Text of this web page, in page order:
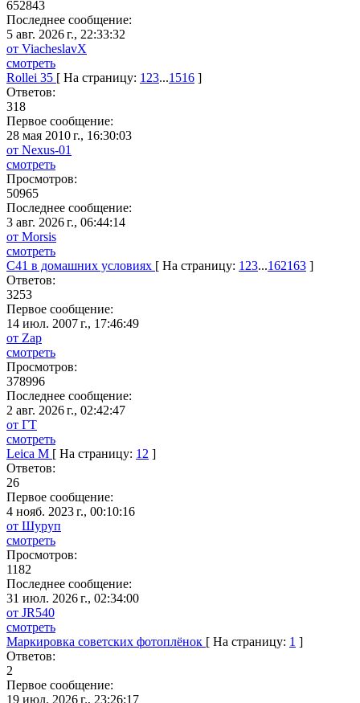
652843
Последнее сообщение:
5 авг. 2026 г., 22:33:32
от ViacheslavX
смотреть
Rollei 35 [ На страницу: 1 23...1516 ]
Ответов:
318
Первое сообщение:
28 мая 2010 г., 16:30:03
от Nexus-01
смотреть
Просмотров:
50965
Последнее сообщение:
3 авг. 2026 г., 06:44:14
от Morsis
смотреть
C41 в домашних условиях [ На страницу: 1 23...162163 ]
Ответов:
3253
Первое сообщение:
14 июл. 2007 г., 17:46:49
от Zap
смотреть
Просмотров:
378996
Последнее сообщение:
2 авг. 2026 г., 02:42:47
от ГТ
смотреть
Leica M [ На страницу: 1 2 ]
Ответов:
26
Первое сообщение:
4 нояб. 2023 г., 00:10:16
от Шуруп
смотреть
Просмотров:
1182
Последнее сообщение:
31 июл. 2026 г., 02:34:00
от JR540
смотреть
Маркировка советских фотоплёнок [ На страницу: 1 ]
Ответов:
2
Первое сообщение:
19 июл. 2026 г., 23:26:17